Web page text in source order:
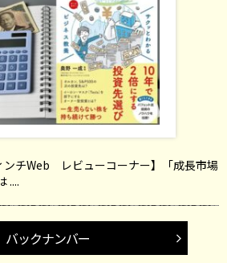
ンチWeb レビューコーナー】「成長市場
....
バックナンバー